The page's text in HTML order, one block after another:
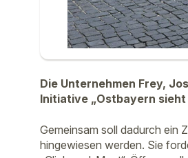
Die Unternehmen Frey,
Initiative „Ostbayern
Gemeinsam soll dadurch ein
hingewiesen werden. Sie